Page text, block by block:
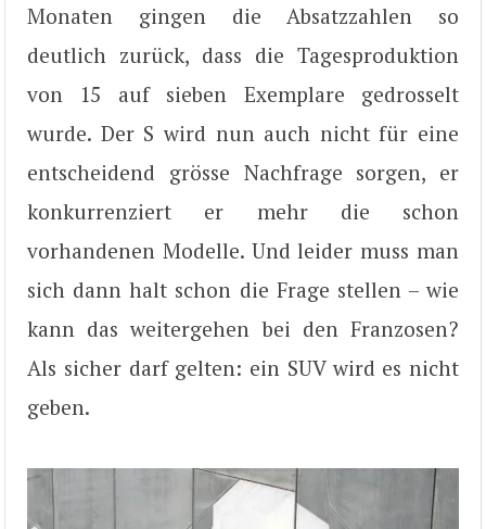
Monaten gingen die Absatzzahlen so
deutlich zurück, dass die Tagesproduktion
von 15 auf sieben Exemplare gedrosselt
wurde. Der S wird nun auch nicht für eine
entscheidend grösse Nachfrage sorgen, er
konkurrenziert er mehr die schon
vorhandenen Modelle. Und leider muss man
sich dann halt schon die Frage stellen – wie
kann das weitergehen bei den Franzosen?
Als sicher darf gelten: ein SUV wird es nicht
geben.